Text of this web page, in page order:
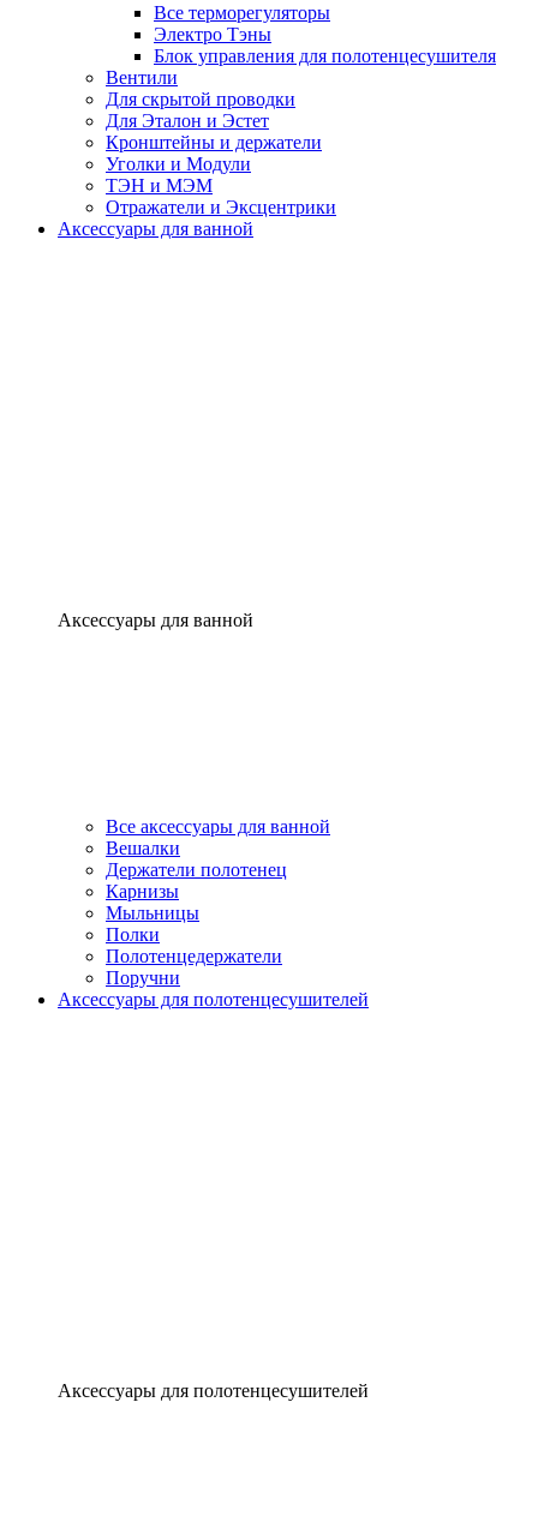
Все терморегуляторы
Электро Тэны
Блок управления для полотенцесушителя
Вентили
Для скрытой проводки
Для Эталон и Эстет
Кронштейны и держатели
Уголки и Модули
ТЭН и МЭМ
Отражатели и Эксцентрики
Аксессуары для ванной
Аксессуары для ванной
Все аксессуары для ванной
Вешалки
Держатели полотенец
Карнизы
Мыльницы
Полки
Полотенцедержатели
Поручни
Аксессуары для полотенцесушителей
Аксессуары для полотенцесушителей